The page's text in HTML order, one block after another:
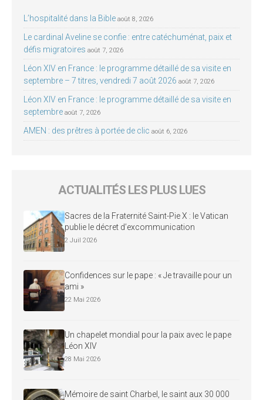
L’hospitalité dans la Bible août 8, 2026
Le cardinal Aveline se confie : entre catéchuménat, paix et
défis migratoires août 7, 2026
Léon XIV en France : le programme détaillé de sa visite en
septembre – 7 titres, vendredi 7 août 2026 août 7, 2026
Léon XIV en France : le programme détaillé de sa visite en
septembre août 7, 2026
AMEN : des prêtres à portée de clic août 6, 2026
ACTUALITÉS LES PLUS LUES
Sacres de la Fraternité Saint-Pie X : le Vatican
publie le décret d’excommunication
2 Juil 2026
Confidences sur le pape : « Je travaille pour un
ami »
22 Mai 2026
Un chapelet mondial pour la paix avec le pape
Léon XIV
28 Mai 2026
Mémoire de saint Charbel, le saint aux 30 000